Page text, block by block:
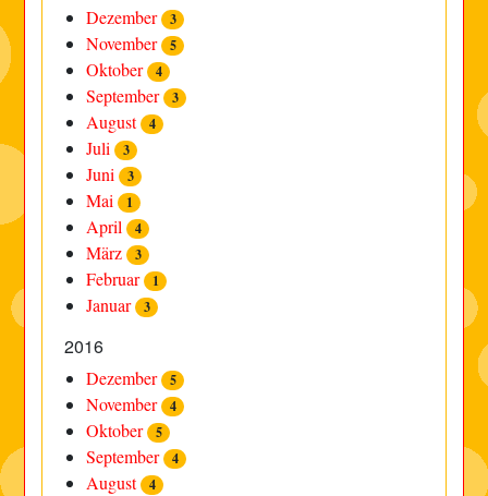
Dezember 3
November 5
Oktober 4
September 3
August 4
Juli 3
Juni 3
Mai 1
April 4
März 3
Februar 1
Januar 3
2016
Dezember 5
November 4
Oktober 5
September 4
August 4